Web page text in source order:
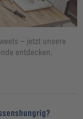
– jetzt unsere
entdecken.